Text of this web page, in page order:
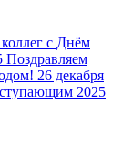
с Днём
Поздравляем
26 декабря
2025